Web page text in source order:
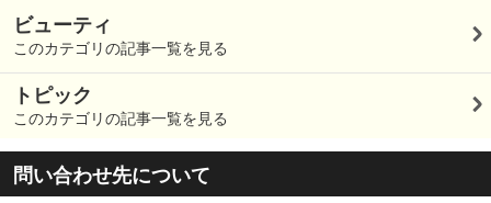
ビューティ
このカテゴリの記事一覧を見る
トピック
このカテゴリの記事一覧を見る
問い合わせ先について